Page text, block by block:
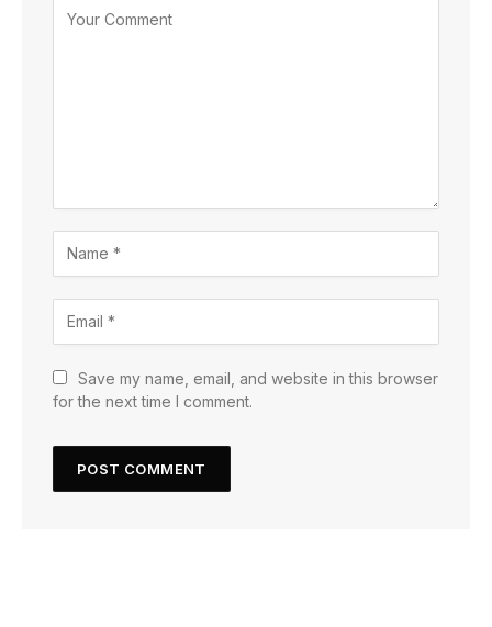
Save my name, email, and website in this browser
for the next time I comment.